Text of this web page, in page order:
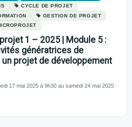
CYCLE DE PROJET
GESTION DE PROJET
1 – 2025 | Module 5 :
génératrices de
un projet de développement
17 mai 2025 à 9h30 au samedi 24 mai 2025